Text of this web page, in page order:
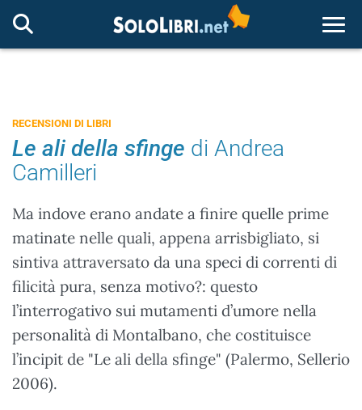
RECENSIONI DI LIBRI
Le ali della sfinge di Andrea
Camilleri
Ma indove erano andate a finire quelle prime
matinate nelle quali, appena arrisbigliato, si
sintiva attraversato da una speci di correnti di
filicità pura, senza motivo?: questo
l’interrogativo sui mutamenti d’umore nella
personalità di Montalbano, che costituisce
l’incipit de "Le ali della sfinge" (Palermo, Sellerio
2006).